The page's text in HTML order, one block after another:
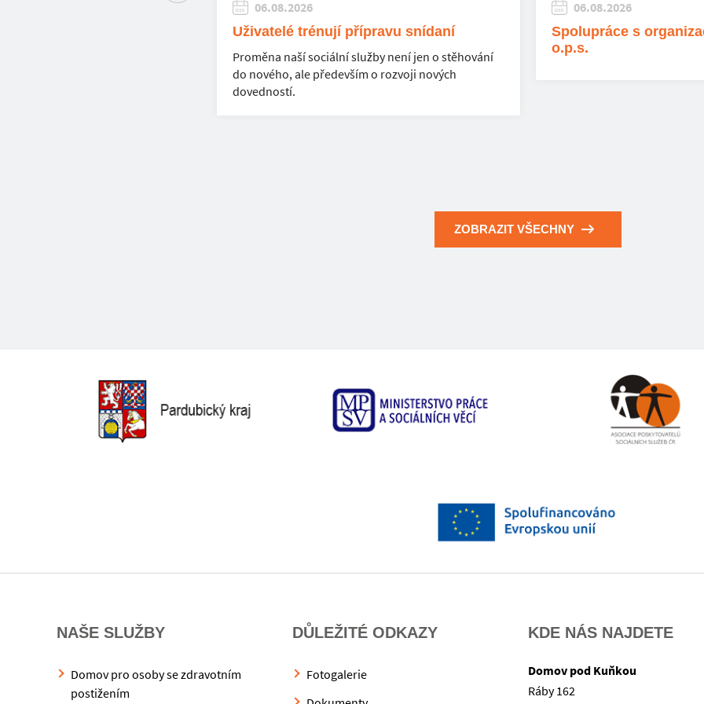
06.08.2026
Uživatelé trénují přípravu snídaní
Proměna naší sociální služby není jen o stěhování
do nového, ale především o rozvoji nových
dovedností.
06.08.2026
Spolupráce s
o.p.s.
ZOBRAZIT VŠECHNY
NAŠE SLUŽBY
Domov pro osoby se zdravotním
postižením
DŮLEŽITÉ ODKAZY
Fotogalerie
KDE NÁS NAJDETE
Domov pod Kuňkou
Ráby 162